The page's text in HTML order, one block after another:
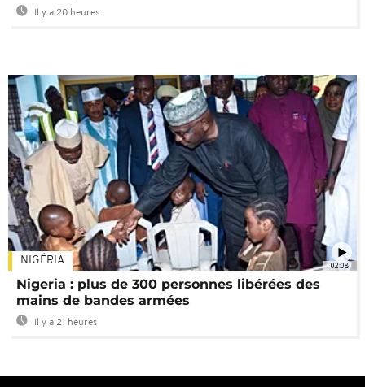
Il y a 20 heures
02:08
NIGÉRIA
Nigeria : plus de 300 personnes libérées des
mains de bandes armées
Il y a 21 heures